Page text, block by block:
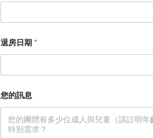
的
訊
退房日期*
您的訊息